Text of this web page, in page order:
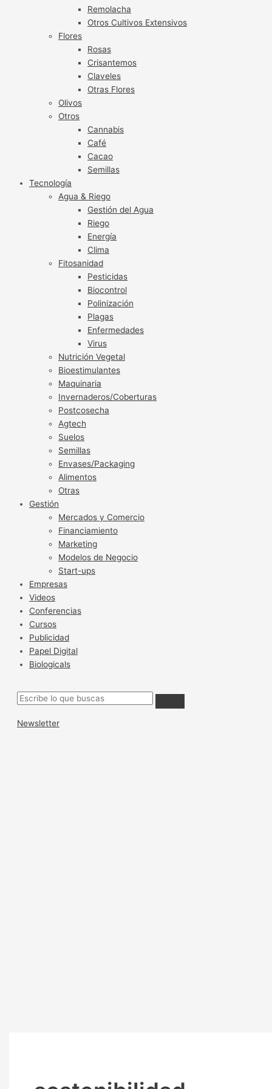
Remolacha
Otros Cultivos Extensivos
Flores
Rosas
Crisantemos
Claveles
Otras Flores
Olivos
Otros
Cannabis
Café
Cacao
Semillas
Tecnología
Agua & Riego
Gestión del Agua
Riego
Energía
Clima
Fitosanidad
Pesticidas
Biocontrol
Polinización
Plagas
Enfermedades
Virus
Nutrición Vegetal
Bioestimulantes
Maquinaria
Invernaderos/Coberturas
Postcosecha
Agtech
Suelos
Semillas
Envases/Packaging
Alimentos
Otras
Gestión
Mercados y Comercio
Financiamiento
Marketing
Modelos de Negocio
Start-ups
Empresas
Videos
Conferencias
Cursos
Publicidad
Papel Digital
Biologicals
Newsletter